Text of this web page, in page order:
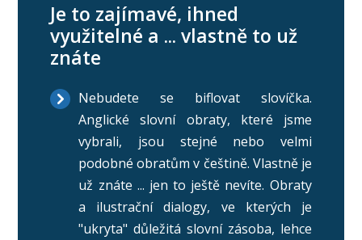
Je to zajímavé, ihned
využitelné a ... vlastně to už
znáte
Nebudete se biflovat slovíčka.
Anglické slovní obraty, které jsme
vybrali, jsou stejné nebo velmi
podobné obratům v češtině. Vlastně je
už znáte ... jen to ještě nevíte. Obraty
a ilustrační dialogy, ve kterých je
"ukryta" důležitá slovní zásoba, lehce